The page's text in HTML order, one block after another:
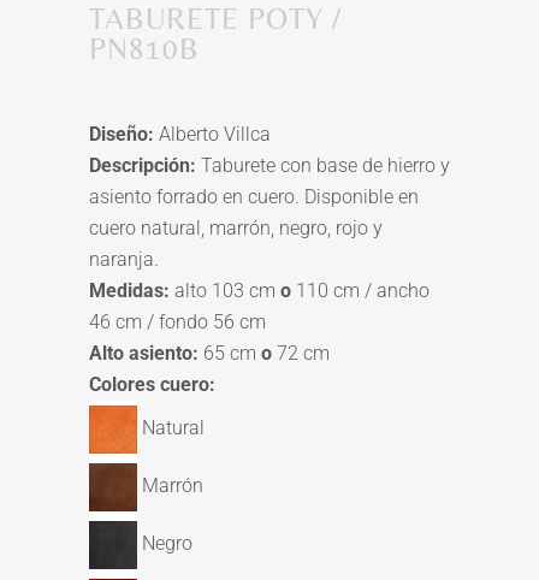
TABURETE POTY /
PN810B
Diseño: Alberto Villca
Descripción: Taburete con base de hierro y
asiento forrado en cuero. Disponible en
cuero natural, marrón, negro, rojo y
naranja.
Medidas: alto 103 cm o 110 cm / ancho
46 cm / fondo 56 cm
Alto asiento: 65 cm o 72 cm
Colores cuero:
Natural
Marrón
Negro